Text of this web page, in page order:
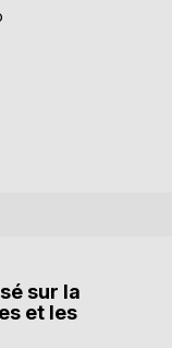
sur la
et les